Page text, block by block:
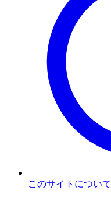
このサイトについて